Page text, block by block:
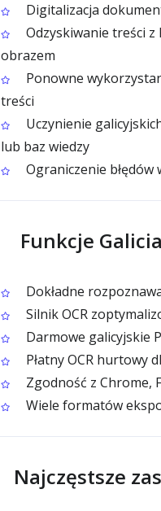
Digitalizacja
Odzyskiwanie treści
obrazem
Ponowne
treści
Uczynienie
lub baz wiedzy
Ograniczenie
Funkcje
Dokładne
Silnik OCR
Darmowe galicyjskie
Płatny OCR hurtowy
Zgodność z Chrome,
Wiele formatów
Najczęstsze